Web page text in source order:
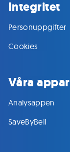
Integritet
Personuppgifter
Cookies
Våra appar
Analysappen
SaveByBell